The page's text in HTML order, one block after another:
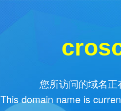
您所访问的域名
This domain name is